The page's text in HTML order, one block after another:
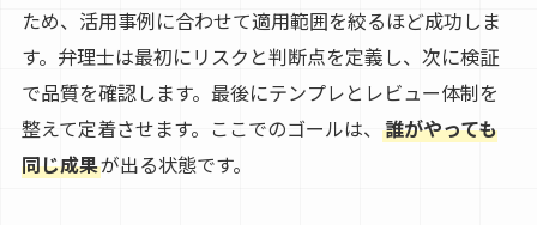
ため、活用事例に合わせて適用範囲を絞るほど成功しま
す。弁理士は最初にリスクと判断点を定義し、次に検証
で品質を確認します。最後にテンプレとレビュー体制を
整えて定着させます。ここでのゴールは、 誰がやっても
同じ成果が出る状態です。